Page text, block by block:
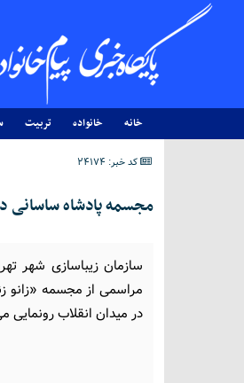
خانه خانواده تربیت
کد خبر: 24174
مجسمه پادشاه ساسانی
سازمان زیباسازی شهر
مراسمی از مجسمه «زانو
در میدان انقلاب رونمایی